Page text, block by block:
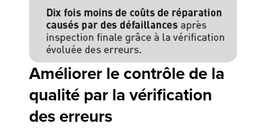
Améliorer le contrôle de la
qualité par la vérification
des erreurs